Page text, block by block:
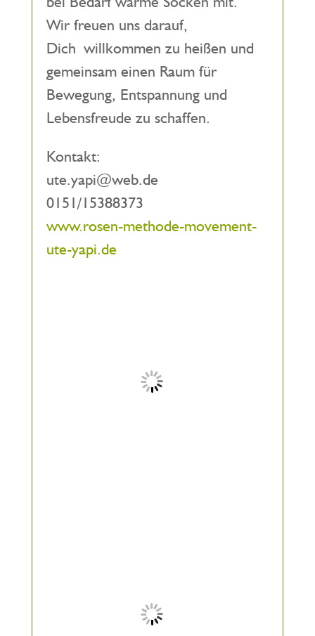
Wir freuen uns darauf,
Dich willkommen zu heißen und
gemeinsam einen Raum für
Bewegung, Entspannung und
Lebensfreude zu schaffen.
Kontakt:
ute.yapi@web.de
0151/15388373
www.rosen-methode-movement-
ute-yapi.de